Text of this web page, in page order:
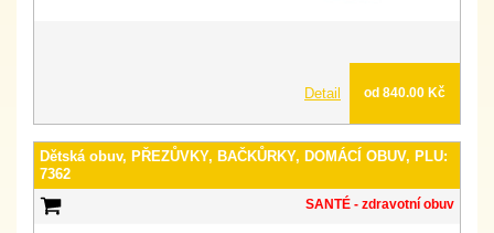
Detail od 840.00 Kč
Dětská obuv, PŘEZŮVKY, BAČKŮRKY, DOMÁCÍ OBUV, PLU:
7362
SANTÉ - zdravotní obuv